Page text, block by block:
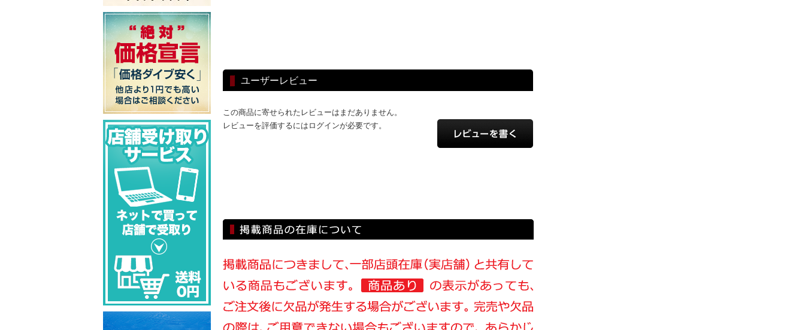
ユーザーレビュー
この商品に寄せられたレビューはまだありません。
レビューを評価するにはログインが必要です。